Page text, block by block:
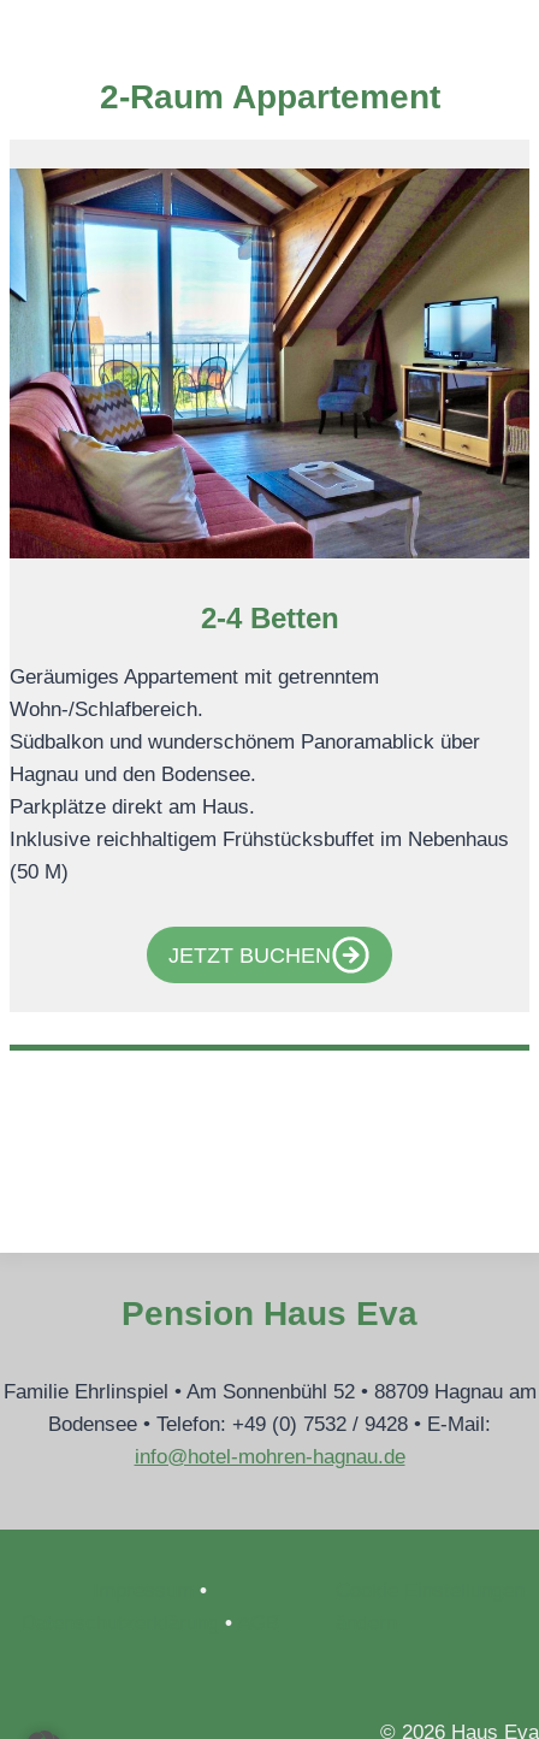
2-Raum Appartement
2-4 Betten
Geräumiges Appartement mit getrenntem
Wohn-/Schlafbereich.
Südbalkon und wunderschönem Panoramablick über
Hagnau und den Bodensee.
Parkplätze direkt am Haus.
Inklusive reichhaltigem Frühstücksbuffet im Nebenhaus
(50 M)
JETZT BUCHEN
Pension Haus Eva
​Familie Ehrlinspiel • Am Sonnenbühl 52 • 88709 Hagnau am
Bodensee • Telefon: +49 (0) 7532 / 9428 • ​E-Mail:
info@hotel-mohren-hagnau.de
•
•
© 2026 Haus Eva